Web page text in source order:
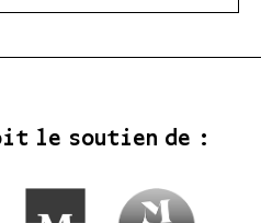
le soutien de :